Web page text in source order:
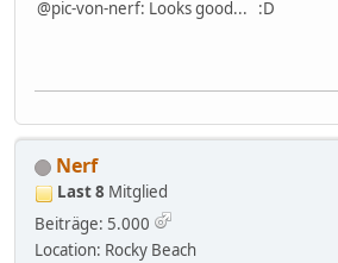
@pic-von-nerf: Looks good... :D
Nerf
Last 8 Mitglied
Beiträge: 5.000
Location: Rocky Beach